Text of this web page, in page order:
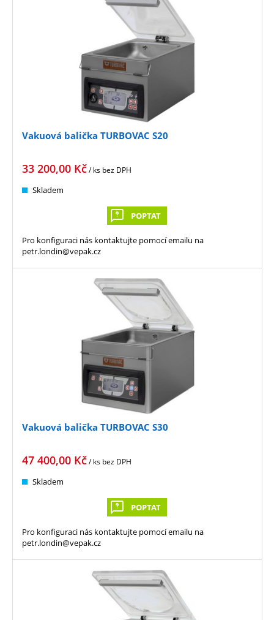
Vakuová balička TURBOVAC S20
33 200,00 Kč/ ks bez DPH
Skladem
POPTAT
Pro konfiguraci nás kontaktujte pomocí emailu na
petr.londin@vepak.cz
Vakuová balička TURBOVAC S30
47 400,00 Kč/ ks bez DPH
Skladem
POPTAT
Pro konfiguraci nás kontaktujte pomocí emailu na
petr.londin@vepak.cz